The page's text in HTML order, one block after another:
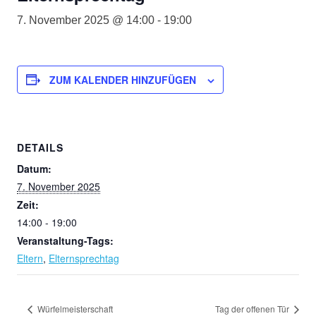
7. November 2025 @ 14:00 - 19:00
ZUM KALENDER HINZUFÜGEN
DETAILS
Datum:
7. November 2025
Zeit:
14:00 - 19:00
Veranstaltung-Tags:
Eltern, Elternsprechtag
Würfelmeisterschaft Tag der offenen Tür